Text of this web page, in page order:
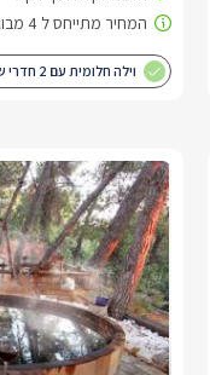
וילה חלומית עם 2 חדרי שינה